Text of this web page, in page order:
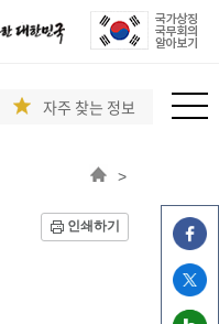
자주 찾는 정보
>
인쇄하기